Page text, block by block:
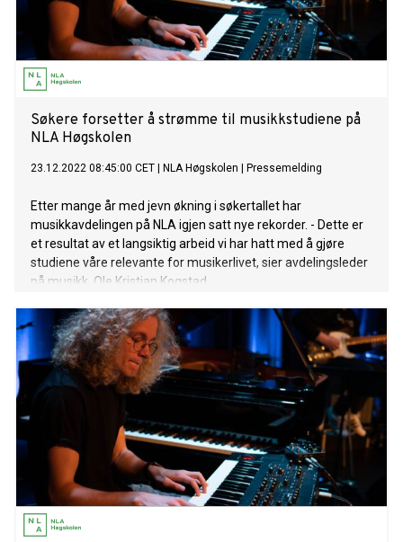
Søkere forsetter å strømme til musikkstudiene på
NLA Høgskolen
23.12.2022 08:45:00 CET NLA Høgskolen Pressemelding
Etter mange år med jevn økning i søkertallet har
musikkavdelingen på NLA igjen satt nye rekorder. - Dette er
et resultat av et langsiktig arbeid vi har hatt med å gjøre
studiene våre relevante for musikerlivet, sier avdelingsleder
på musikk, Ole Kristian Kogstad.